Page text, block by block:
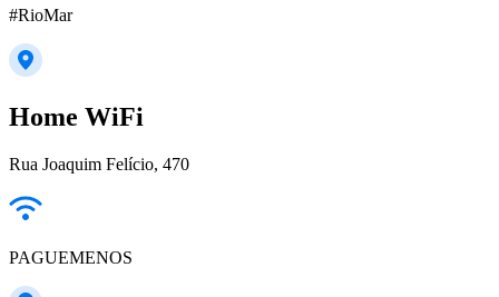
#RioMar
Home WiFi
Rua Joaquim Felício, 470
PAGUEMENOS